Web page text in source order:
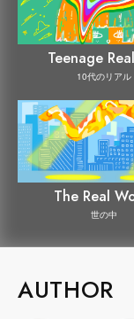
Teenage
10代のリアル
The Real
世の中
AUTHOR